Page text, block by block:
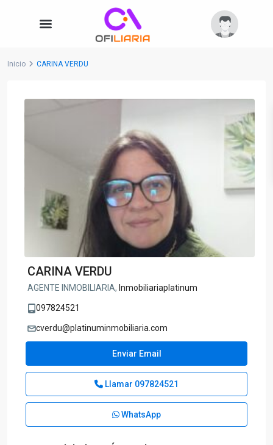
Inicio CARINA VERDU
CARINA VERDU
AGENTE INMOBILIARIA, Inmobiliariaplatinum
097824521
cverdu@platinuminmobiliaria.com
Enviar Email
Llamar 097824521
WhatsApp